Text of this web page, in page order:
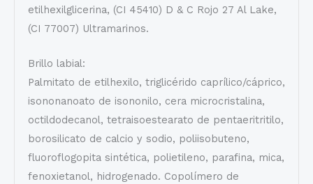
etilhexilglicerina, (CI 45410) D & C Rojo 27 Al Lake,
(CI 77007) Ultramarinos.
Brillo labial:
Palmitato de etilhexilo, triglicérido caprílico/cáprico,
isononanoato de isononilo, cera microcristalina,
octildodecanol, tetraisoestearato de pentaeritritilo,
borosilicato de calcio y sodio, poliisobuteno,
fluoroflogopita sintética, polietileno, parafina, mica,
fenoxietanol, hidrogenado. Copolímero de